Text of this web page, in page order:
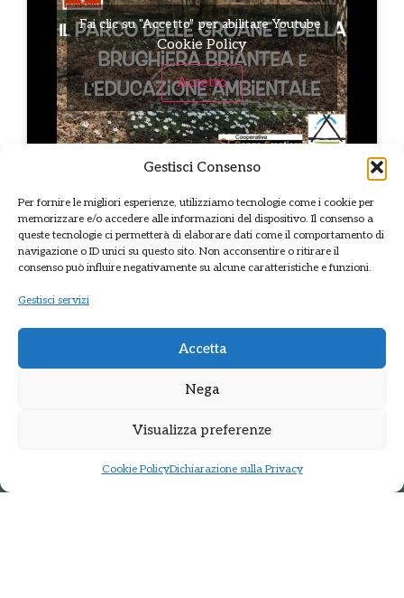
Gestisci Consenso
Per fornire le migliori esperienze, utilizziamo tecnologie come i cookie per
memorizzare e/o accedere alle informazioni del dispositivo. Il consenso a
queste tecnologie ci permetterà di elaborare dati come il comportamento di
navigazione o ID unici su questo sito. Non acconsentire o ritirare il
consenso può influire negativamente su alcune caratteristiche e funzioni.
Gestisci servizi
Accetta
Nega
Visualizza preferenze
Cookie PolicyDichiarazione sulla Privacy
Fai clic su "Accetto" per abilitare Youtube
Cookie Policy
Accetto
PARCO DELLE GROANE
Via della Polveriera, 2
Tel.: +39 02 9698141